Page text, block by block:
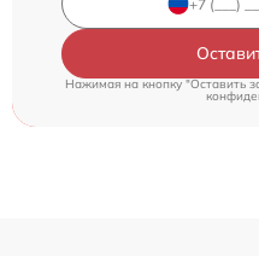
Нажимая на кнопку "Оставить